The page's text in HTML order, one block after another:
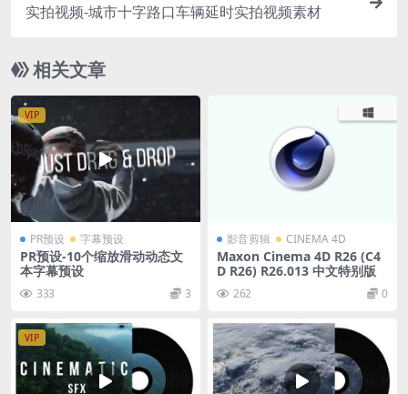
实拍视频-城市十字路口车辆延时实拍视频素材
相关文章
VIP
PR预设 字幕预设
PR预设-10个缩放滑动动态文
本字幕预设
333 3
影音剪辑 CINEMA 4D
Maxon Cinema 4D R26 (C4
D R26) R26.013 中文特别版
262 0
VIP